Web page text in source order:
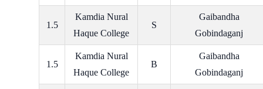
1.5
Kamdia Nural
Haque College
S
Gaibandha
Gobindaganj
1.5
Kamdia Nural
Haque College
B
Gaibandha
Gobindaganj